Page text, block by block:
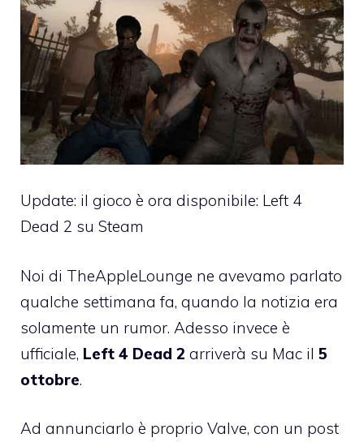
Update: il gioco è ora disponibile: Left 4
Dead 2 su Steam
Noi di TheAppleLounge ne avevamo parlato
qualche settimana fa, quando la notizia era
solamente un rumor. Adesso invece è
ufficiale, Left 4 Dead 2 arriverà su Mac il 5
ottobre.
Ad annunciarlo è proprio Valve, con un post